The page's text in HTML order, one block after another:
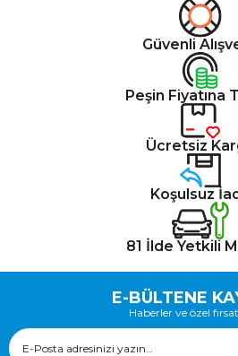
Güvenli
Peşin Fiyatına
Ücretsiz
Koşulsuz
81 İlde Yetkili
E-BÜLTENE
Haberler ve özel